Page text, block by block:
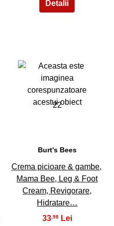
22
Burt's Bees
Crema picioare & gambe,
Mama Bee, Leg & Foot
Cream, Revigorare,
Hidratare…
33,98